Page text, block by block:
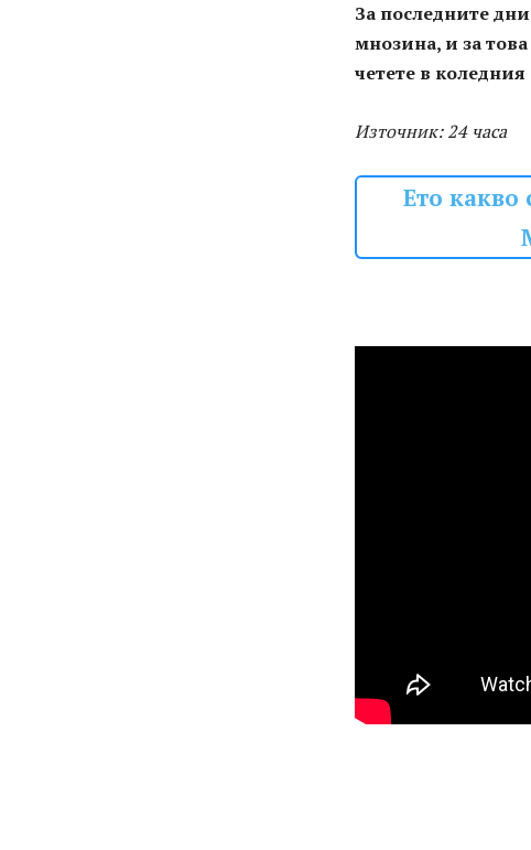
За последните
мнозина, и за
четете в
Източник: 24 часа
Ето какво